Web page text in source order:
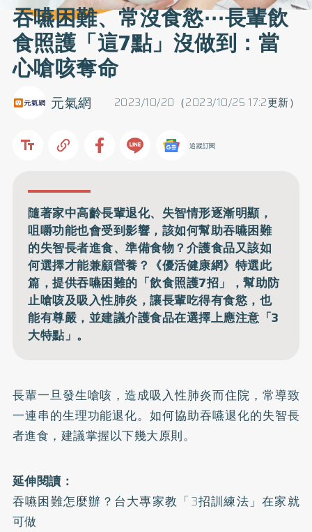
吞嚥困難、常沒食慾⋯長輩飲
食照護「這7點」沒做到：當
心嗆咳奪命
2023/10/20（2023/10/25 17:2更新）
元氣網
追蹤訂閱
隨著家中高齡長輩退化、失智情形逐漸明顯，
咀嚼功能也會受到影響，該如何幫助吞嚥困難
的失智長者進食、準備食物？介護食品又該如
何選擇才能兼顧營養？《優活健康網》特選此
篇，提供吞嚥困難的「飲食照護7招」，幫助防
止嗆咳及吸入性肺炎，讓長輩吃得有食慾，也
能有尊嚴，並建議介護食品在選擇上應注意「3
大特點」。
長輩一旦發生嗆咳，造成吸入性肺炎而住院，常導致
一連串的生理功能退化。如何協助吞嚥退化的失智長
者進食，建議掌握以下幾大原則。
延伸閱讀：
吞嚥困難怎麼辦？台大專家教「3招訓練法」在家就
可做